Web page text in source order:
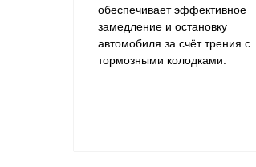
обеспечивает эффективное
замедление и остановку
автомобиля за счёт трения с
тормозными колодками.